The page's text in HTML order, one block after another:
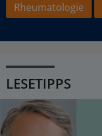
Rheumatologie
LESETIPPS